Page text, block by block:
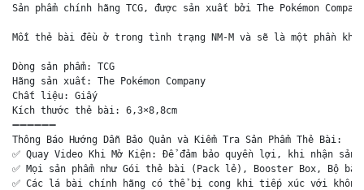
Sản phẩm chính hãng TCG, được sản xuất bởi The Pokémon
Mỗi thẻ bài đều ở trong tình trạng NM-M và sẽ là một phần
Dòng sản phẩm: TCG
Hãng sản xuất: The Pokémon Company
Chất liệu: Giấy
Kích thước thẻ bài: 6,3×8,8cm
➖➖➖➖➖➖
Thông Báo Hướng Dẫn Bảo Quản và Kiểm Tra Sản Phẩm Thẻ Bài:
✅ Quay Video Khi Mở Kiện: Để đảm bảo quyền lợi, khi nhận
✅ Mọi sản phẩm như Gói thẻ bài (Pack lẻ), Booster Box, Bộ
✅ Các lá bài chính hãng có thể bị cong khi tiếp xúc với